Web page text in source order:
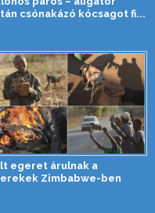
csónakázó kócsagot fi...
egeret árulnak a
Zimbabwe-ben